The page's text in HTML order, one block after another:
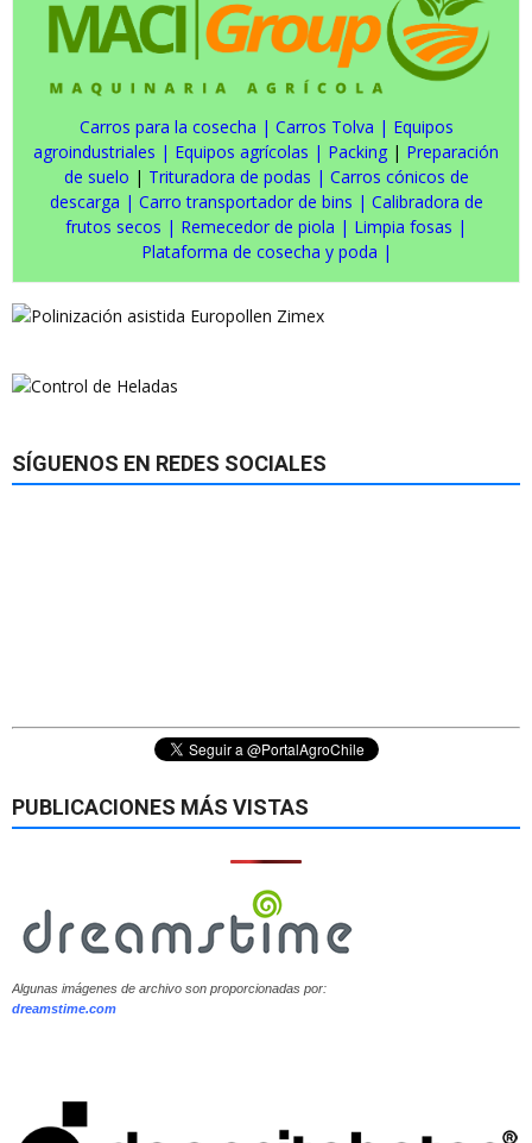
Carros para la cosecha | Carros Tolva | Equipos
agroindustriales | Equipos agrícolas | Packing | Preparación
de suelo | Trituradora de podas | Carros cónicos de
descarga | Carro transportador de bins | Calibradora de
frutos secos | Remecedor de piola | Limpia fosas |
Plataforma de cosecha y poda |
SÍGUENOS EN REDES SOCIALES
PUBLICACIONES MÁS VISTAS
Algunas imágenes de archivo son proporcionadas por:
dreamstime.com